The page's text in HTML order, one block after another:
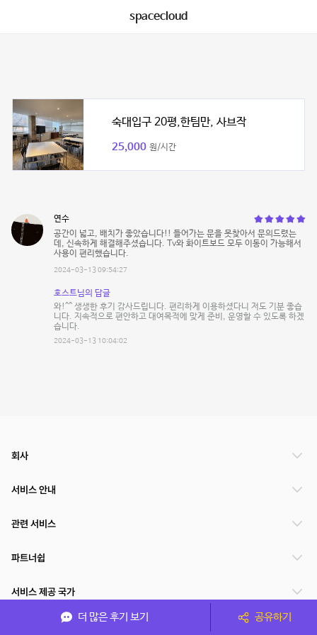
spacecloud
숙대입구 20평,한팀만, 사브작
25,000 원/시간
연수
공간이 넓고, 배치가 좋았습니다!! 들어가는 문을 못찾아서 문의드렸는
데, 신속하게 해결해주셨습니다. Tv와 화이트보드 모두 이동이 가능해서
사용이 편리했습니다.
2024-03-13 09:54:27
호스트님의 답글
와!^^ 생생한 후기 감사드립니다. 편리하게 이용하셨다니 저도 기분 좋습
니다. 지속적으로 편안하고 대여목적에 맞게 준비, 운영할 수 있도록 하겠
습니다.
2024-03-13 10:04:02
더 많은 후기 보기 공유하기
회사
서비스 안내
관련 서비스
파트너쉽
서비스 제공 국가